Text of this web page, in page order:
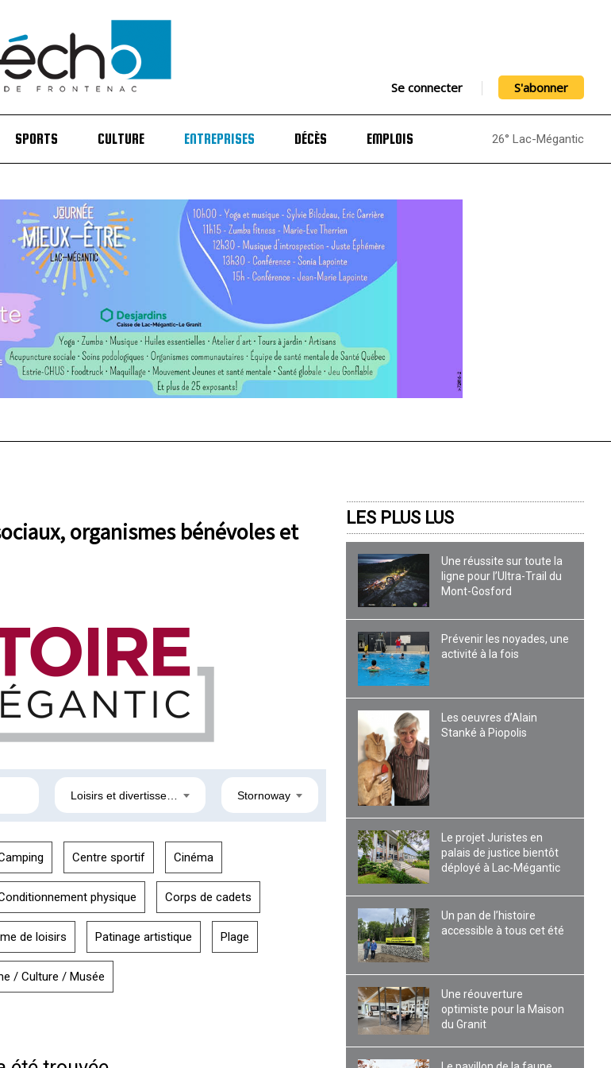
Se connecter S'abonner
SPORTS CULTURE ENTREPRISES DÉCÈS EMPLOIS 26° Lac-Mégantic
organismes bénévoles et
Stornoway
Centre sportif Cinéma
physique Corps de cadets
de loisirs Patinage artistique Plage
/ Culture / Musée
LES PLUS LUS
Une réussite sur toute la
ligne pour l’Ultra-Trail du
Mont-Gosford
Prévenir les noyades, une
activité à la fois
Les oeuvres d’Alain
Stanké à Piopolis
Le projet Juristes en
palais de justice bientôt
déployé à Lac-Mégantic
Un pan de l’histoire
accessible à tous cet été
Une réouverture
optimiste pour la Maison
du Granit